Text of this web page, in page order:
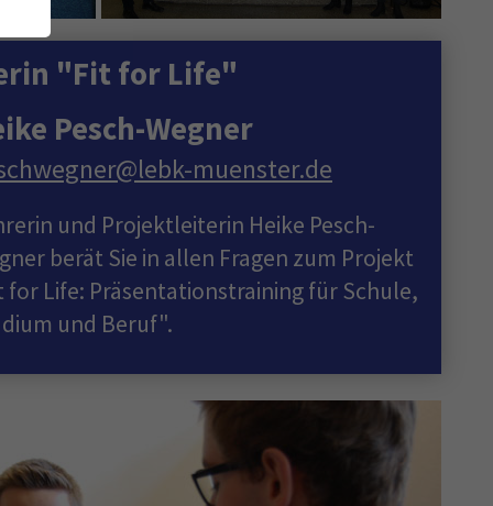
"Fit for Life"
Pesch-Wegner
@lebk-muenster.de
und Projektleiterin Heike Pesch-
berät Sie in allen Fragen zum Projekt
for Life: Präsentationstraining für Schule,
und Beruf".